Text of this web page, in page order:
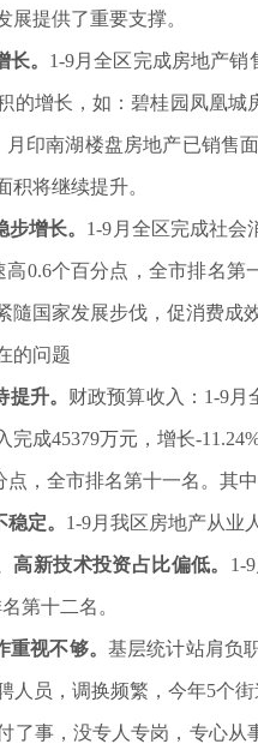
展提供了重要支撑。
。 1-9月全区完成房地产
的增长，如：碧桂园凤凰
月印南湖楼盘房地产已销售
积将继续提升。
增长。 1-9月全区完成社会
高0.6个百分点，全市排名
隨国家发展步伐，促消费
的问题
升。 财政预算收入：1-9月
成45379万元，增长-
，全市排名第十一名。其
定。 1-9月我区房地产从业
高新技术投资占比偏低。 1-
第十二名。
视不够。 基层统计站肩负
人员，调换频繁，今年5个
了事，没专人专岗，专心